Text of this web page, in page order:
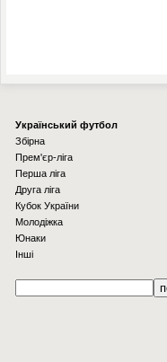
Українcький футбол
Збірна
Прем'єр-ліга
Перша ліга
Друга ліга
Кубок України
Молодіжка
Юнаки
Інші